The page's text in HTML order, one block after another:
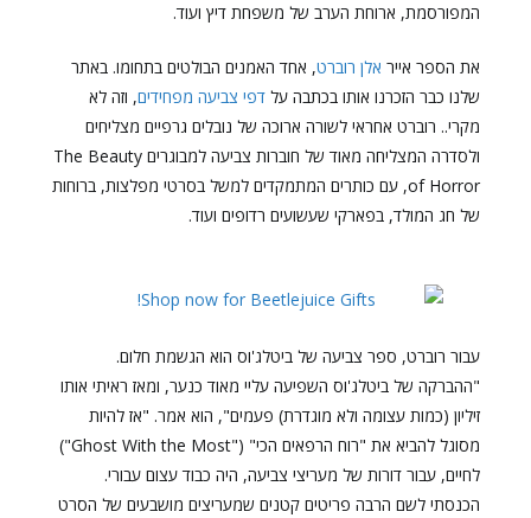
המפורסמת, ארוחת הערב של משפחת דיץועוד.
את הספר אייר אלן רוברט, אחד האמנים הבולטים בתחומו. באתר
שלנו כבר הזכרנו אותו בכתבה על דפי צביעה מפחידים, וזה לא
מקרי.. רוברט אחראי לשורה ארוכה של נובלים גרפיים מצליחים
ולסדרה המצליחה מאוד של חוברות צביעה למבוגרים The Beauty
of Horror, עם כותרים המתמקדים למשל בסרטי מפלצות, ברוחות
של חג המולד, בפארקי שעשועים רדופים ועוד.
עבור רוברט, ספר צביעה של ביטלג'וס הוא הגשמת חלום.
"ההברקה של ביטלג'וס השפיעה עליי מאוד כנער, ומאז ראיתי אותו
זיליון (כמות עצומה ולא מוגדרת) פעמים", הוא אמר. "אז להיות
מסוגל להביא את "רוח הרפאים הכי" ("Ghost With the Most")
לחיים, עבור דורות של מעריצי צביעה, היה כבוד עצום עבורי.
הכנסתי לשם הרבה פריטים קטנים שמעריצים מושבעים של הסרט